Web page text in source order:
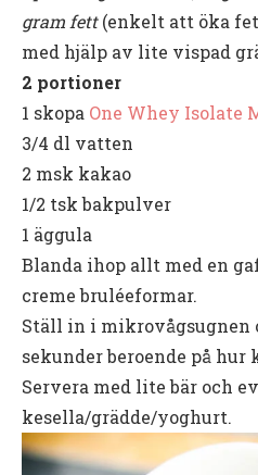
gram fett(enkelt att öka
med hjälp av lite vispad
2 portioner
1 skopa One Whey Isolate
3/4 dl vatten
2 msk kakao
1/2 tsk bakpulver
1 äggula
Blanda ihop allt med en
creme bruléeformar.
Ställ in i mikrovågsugnen
sekunder beroende på
Servera med lite bär och
kesella/grädde/yoghurt.